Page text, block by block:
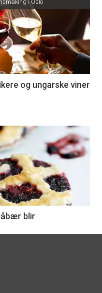
i Oslo
og ungarske viner
blir